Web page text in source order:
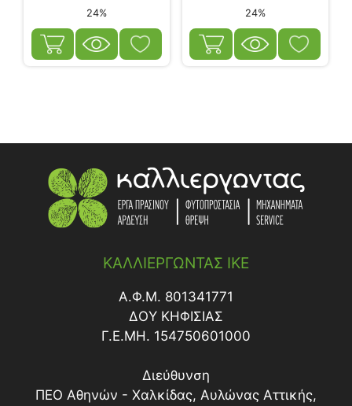
24%
24%
ΚΑΛΛΙΕΡΓΩΝΤΑΣ ΙΚΕ
Α.Φ.Μ. 801341771
ΔΟY ΚΗΦΙΣΙΑΣ
Γ.Ε.ΜΗ. 154750601000
Διεύθυνση
ΠΕΟ Αθηνών - Χαλκίδας, Αυλώνας Αττικής,